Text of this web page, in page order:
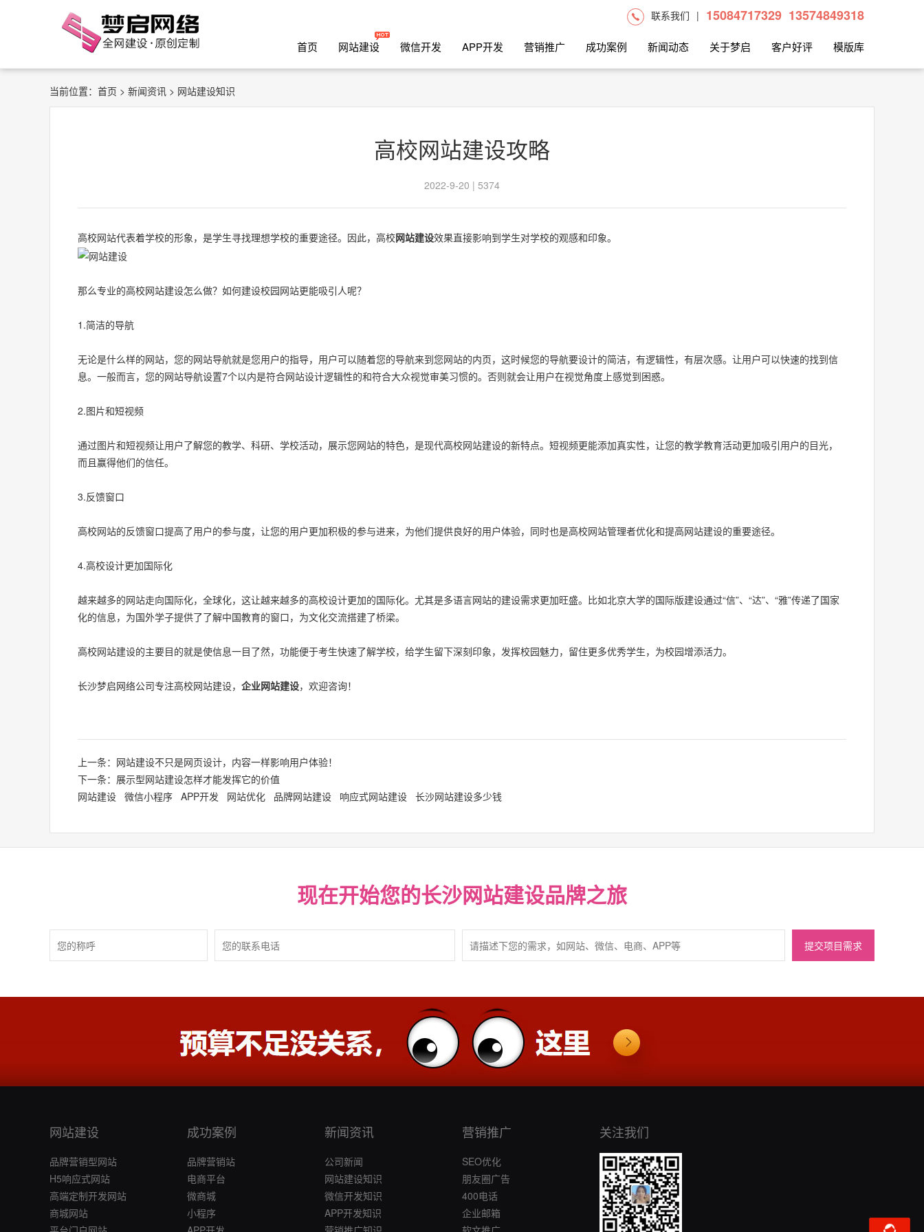
联系我们 | 15084717329 13574849318
首页 网站建设 微信开发 APP开发 营销推广 成功案例 新闻动态 关于梦启 客户好评 模版库
当前位置： 首页 > 新闻资讯 > 网站建设知识
高校网站建设攻略
2022-9-20 | 5374
高校网站代表着学校的形象，是学生寻找理想学校的重要途径。因此，高校网站建设效果直接影响到学生对学校的观感和印象。
那么专业的高校网站建设怎么做？如何建设校园网站更能吸引人呢？
1.简洁的导航
无论是什么样的网站，您的网站导航就是您用户的指导，用户可以随着您的导航来到您网站的内页，这时候您的导航要设计的简洁，有逻辑性，有层次感。让用户可以快速的找到信
息。一般而言，您的网站导航设置7个以内是符合网站设计逻辑性的和符合大众视觉审美习惯的。否则就会让用户在视觉角度上感觉到困惑。
2.图片和短视频
通过图片和短视频让用户了解您的教学、科研、学校活动，展示您网站的特色，是现代高校网站建设的新特点。短视频更能添加真实性，让您的教学教育活动更加吸引用户的目光，
而且赢得他们的信任。
3.反馈窗口
高校网站的反馈窗口提高了用户的参与度，让您的用户更加积极的参与进来，为他们提供良好的用户体验，同时也是高校网站管理者优化和提高网站建设的重要途径。
4.高校设计更加国际化
越来越多的网站走向国际化，全球化，这让越来越多的高校设计更加的国际化。尤其是多语言网站的建设需求更加旺盛。比如北京大学的国际版建设通过“信”、“达”、“雅”传递了国家
化的信息，为国外学子提供了了解中国教育的窗口，为文化交流搭建了桥梁。
高校网站建设的主要目的就是使信息一目了然，功能便于考生快速了解学校，给学生留下深刻印象，发挥校园魅力，留住更多优秀学生，为校园增添活力。
长沙梦启网络公司专注高校网站建设， 企业网站建设，欢迎咨询！
上一条：网站建设不只是网页设计，内容一样影响用户体验！
下一条：展示型网站建设怎样才能发挥它的价值
网站建设 微信小程序 APP开发 网站优化 品牌网站建设 响应式网站建设 长沙网站建设多少钱
现在开始您的长沙网站建设品牌之旅
提交项目需求
网站建设
品牌营销型网站
H5响应式网站
高端定制开发网站
商城网站
成功案例
品牌营销站
电商平台
微商城
小程序
新闻资讯
公司新闻
网站建设知识
微信开发知识
APP开发知识
营销推广
SEO优化
朋友圈广告
400电话
企业邮箱
关注我们